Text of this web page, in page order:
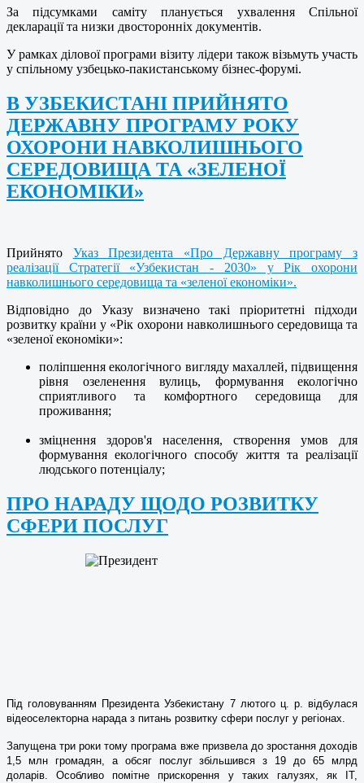
За підсумками саміту планується ухвалення Спільної
декларації та низки двосторонніх документів.
У рамках ділової програми візиту лідери також візьмуть участь
у спільному узбецько-пакистанському бізнес-форумі.
В УЗБЕКИСТАНІ ПРИЙНЯТО
ДЕРЖАВНУ ПРОГРАМУ РОКУ
ОХОРОНИ НАВКОЛИШНЬОГО
СЕРЕДОВИЩА ТА «ЗЕЛЕНОЇ
ЕКОНОМІКИ»
Прийнято Указ Президента «Про Державну програму з
реалізації Стратегії «Узбекистан - 2030» у Рік охорони
навколишнього середовища та «зеленої економіки».
Відповідно до Указу визначено такі пріоритетні підходи
розвитку країни у «Рік охорони навколишнього середовища та
«зеленої економіки»:
поліпшення екологічного вигляду махаллей, підвищення
рівня озеленення вулиць, формування екологічно
сприятливого та комфортного середовища для
проживання;
зміцнення здоров'я населення, створення умов для
формування екологічного способу життя та реалізації
людського потенціалу;
ПРО НАРАДУ ЩОДО РОЗВИТКУ
СФЕРИ ПОСЛУГ
Під головуванням Президента Узбекистану 7 лютого ц. р. відбулася
відеоселекторна нарада з питань розвитку сфери послуг у регіонах.
Запущена три роки тому програма вже призвела до зростання доходів
1,5 млн громадян, а обсяг послуг збільшився з 19 до 65 млрд
доларів. Особливо помітне прискорення у таких галузях, як IT,